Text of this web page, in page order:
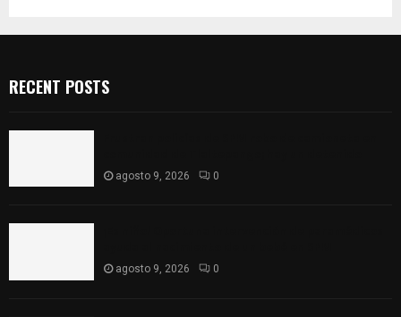
RECENT POSTS
agosto 9, 2026 0
agosto 9, 2026 0